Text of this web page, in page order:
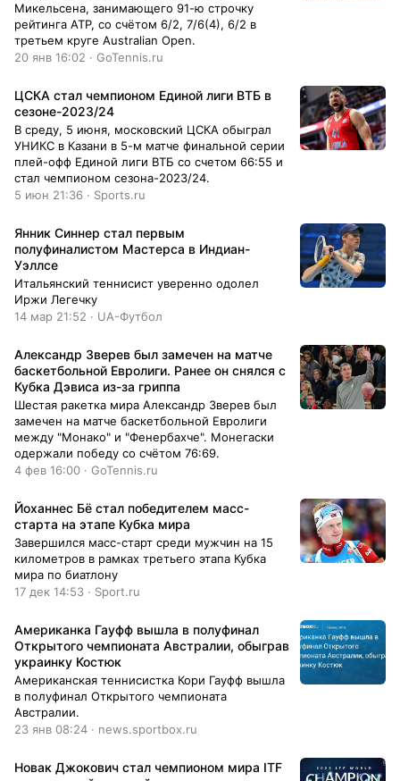
Микельсена, занимающего 91-ю строчку
рейтинга ATP, со счётом 6/2, 7/6(4), 6/2 в
третьем круге Australian Open.
20 янв 16:02 · GoTennis.ru
ЦСКА стал чемпионом Единой лиги ВТБ в
сезоне-2023/24
В среду, 5 июня, московский ЦСКА обыграл
УНИКС в Казани в 5-м матче финальной серии
плей-офф Единой лиги ВТБ со счетом 66:55 и
стал чемпионом сезона-2023/24.
5 июн 21:36 · Sports.ru
Янник Синнер стал первым
полуфиналистом Мастерса в Индиан-
Уэллсе
Итальянский теннисист уверенно одолел
Иржи Легечку
14 мар 21:52 · UA-Футбол
Александр Зверев был замечен на матче
баскетбольной Евролиги. Ранее он снялся с
Кубка Дэвиса из-за гриппа
Шестая ракетка мира Александр Зверев был
замечен на матче баскетбольной Евролиги
между "Монако" и "Фенербахче". Монегаски
одержали победу со счётом 76:69.
4 фев 16:00 · GoTennis.ru
Йоханнес Бё стал победителем масс-
старта на этапе Кубка мира
Завершился масс-старт среди мужчин на 15
километров в рамках третьего этапа Кубка
мира по биатлону
17 дек 14:53 · Sport.ru
Американка Гауфф вышла в полуфинал
Открытого чемпионата Австралии, обыграв
украинку Костюк
Американская теннисистка Кори Гауфф вышла
в полуфинал Открытого чемпионата
Австралии.
23 янв 08:24 · news.sportbox.ru
Новак Джокович стал чемпионом мира ITF